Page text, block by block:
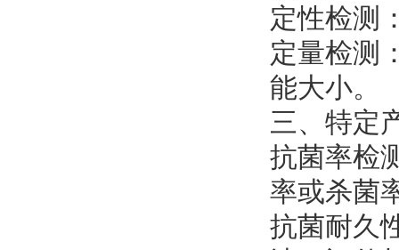
定性检测‌
定量检测‌
能大小。
三、特定
抗菌率检
率或杀菌
抗菌耐久